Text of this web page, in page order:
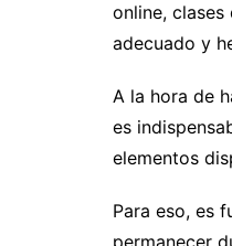
online,
adecuado y
A la hora de
es
elementos
Para eso, es